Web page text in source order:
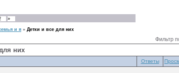
»
и я » Детки и все для них
Фильтр
них
Ответы